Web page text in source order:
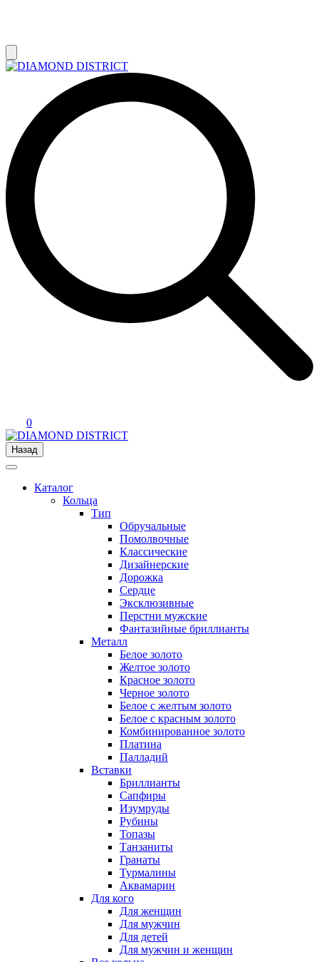
0
Назад
Каталог
Кольца
Тип
Обручальные
Помолвочные
Классические
Дизайнерские
Дорожка
Сердце
Эксклюзивные
Перстни мужские
Фантазийные бриллианты
Металл
Белое золото
Желтое золото
Красное золото
Черное золото
Белое с желтым золото
Белое с красным золото
Комбинированное золото
Платина
Палладий
Вставки
Бриллианты
Сапфиры
Изумруды
Рубины
Топазы
Танзаниты
Гранаты
Турмалины
Аквамарин
Для кого
Для женщин
Для мужчин
Для детей
Для мужчин и женщин